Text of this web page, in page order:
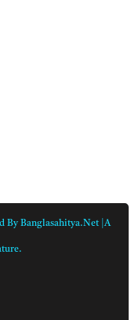
By Banglasahitya.net |A